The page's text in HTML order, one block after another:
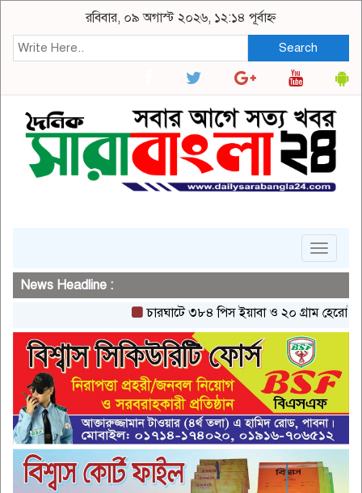
রবিবার, ০৯ অগাস্ট ২০২৬, ১২:১৪ পূর্বাহ্ন
Search
Toggle
News Headline :
চারঘাটে ৩৮৪ পিস ইয়াবা ও ২০ গ্রাম হেরোইনসহ